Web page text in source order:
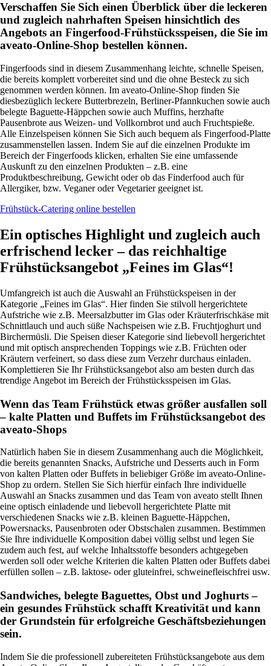
Verschaffen Sie Sich einen Überblick über die leckeren
und zugleich nahrhaften Speisen hinsichtlich des
Angebots an Fingerfood-Frühstücksspeisen, die Sie im
aveato-Online-Shop bestellen können.
Fingerfoods sind in diesem Zusammenhang leichte, schnelle Speisen,
die bereits komplett vorbereitet sind und die ohne Besteck zu sich
genommen werden können. Im aveato-Online-Shop finden Sie
diesbezüglich leckere Butterbrezeln, Berliner-Pfannkuchen sowie auch
belegte Baguette-Häppchen sowie auch Muffins, herzhafte
Pausenbrote aus Weizen- und Vollkornbrot und auch Fruchtspieße.
Alle Einzelspeisen können Sie Sich auch bequem als Fingerfood-Platte
zusammenstellen lassen. Indem Sie auf die einzelnen Produkte im
Bereich der Fingerfoods klicken, erhalten Sie eine umfassende
Auskunft zu den einzelnen Produkten – z.B. eine
Produktbeschreibung, Gewicht oder ob das Finderfood auch für
Allergiker, bzw. Veganer oder Vegetarier geeignet ist.
Frühstück-Catering online bestellen
Ein optisches Highlight und zugleich auch
erfrischend lecker – das reichhaltige
Frühstücksangebot „Feines im Glas“!
Umfangreich ist auch die Auswahl an Frühstückspeisen in der
Kategorie „Feines im Glas“. Hier finden Sie stilvoll hergerichtete
Aufstriche wie z.B. Meersalzbutter im Glas oder Kräuterfrischkäse mit
Schnittlauch und auch süße Nachspeisen wie z.B. Fruchtjoghurt und
Birchermüsli. Die Speisen dieser Kategorie sind liebevoll hergerichtet
und mit optisch ansprechenden Toppings wie z.B. Früchten oder
Kräutern verfeinert, so dass diese zum Verzehr durchaus einladen.
Komplettieren Sie Ihr Frühstücksangebot also am besten durch das
trendige Angebot im Bereich der Frühstücksspeisen im Glas.
Wenn das Team Frühstück etwas größer ausfallen soll
– kalte Platten und Buffets im Frühstücksangebot des
aveato-Shops
Natürlich haben Sie in diesem Zusammenhang auch die Möglichkeit,
die bereits genannten Snacks, Aufstriche und Desserts auch in Form
von kalten Platten oder Buffets in beliebiger Größe im aveato-Online-
Shop zu ordern. Stellen Sie Sich hierfür einfach Ihre individuelle
Auswahl an Snacks zusammen und das Team von aveato stellt Ihnen
eine optisch einladende und liebevoll hergerichtete Platte mit
verschiedenen Snacks wie z.B. kleinen Baguette-Häppchen,
Powersnacks, Pausenbroten oder Obstschalen zusammen. Bestimmen
Sie Ihre individuelle Komposition dabei völlig selbst und legen Sie
zudem auch fest, auf welche Inhaltsstoffe besonders achtgegeben
werden soll oder welche Kriterien die kalten Platten oder Buffets dabei
erfüllen sollen – z.B. laktose- oder gluteinfrei, schweinefleischfrei usw.
Sandwiches, belegte Baguettes, Obst und Joghurts –
ein gesundes Frühstück schafft Kreativität und kann
der Grundstein für erfolgreiche Geschäftsbeziehungen
sein.
Indem Sie die professionell zubereiteten Frühstücksangebote aus dem